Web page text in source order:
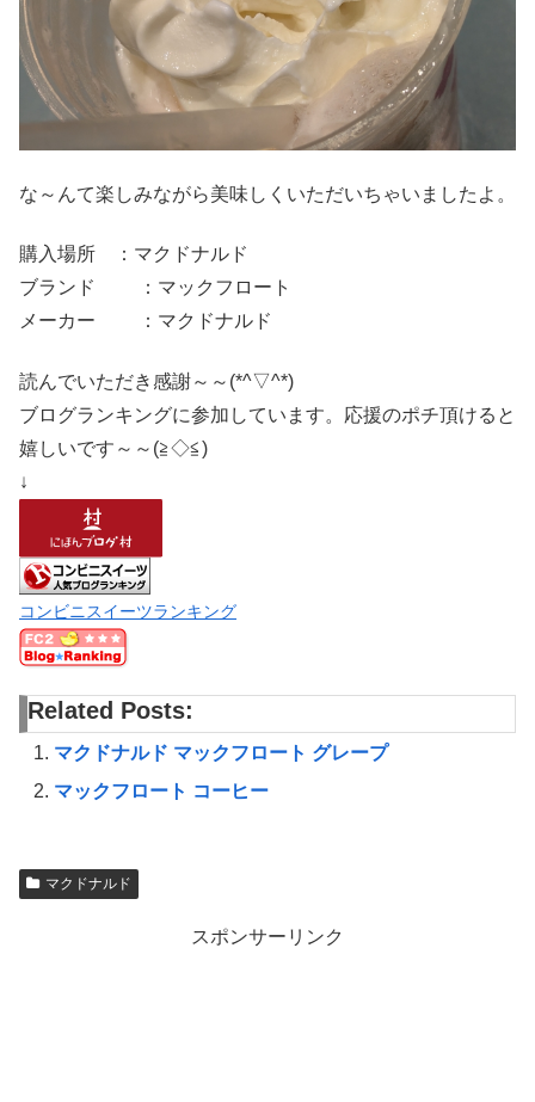
な～んて楽しみながら美味しくいただいちゃいましたよ。
購入場所 ：マクドナルド
ブランド ：マックフロート
メーカー ：マクドナルド
読んでいただき感謝～～(*^▽^*)
ブログランキングに参加しています。応援のポチ頂けると
嬉しいです～～(≧◇≦)
↓
コンビニスイーツランキング
Related Posts:
マクドナルド マックフロート グレープ
マックフロート コーヒー
マクドナルド
スポンサーリンク